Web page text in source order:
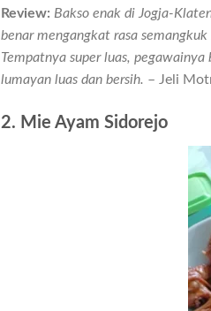
Review: Bakso enak di Jogja-
benar mengangkat rasa
Tempatnya super luas,
lumayan luas dan bersih. – Jeli
2. Mie Ayam Sidorejo